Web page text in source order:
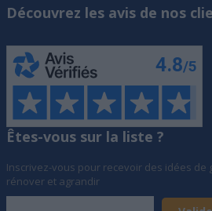
Découvrez les avis de nos
Êtes-vous sur la liste ?
Inscrivez-vous pour recevoir des idées de
rénover et agrandir